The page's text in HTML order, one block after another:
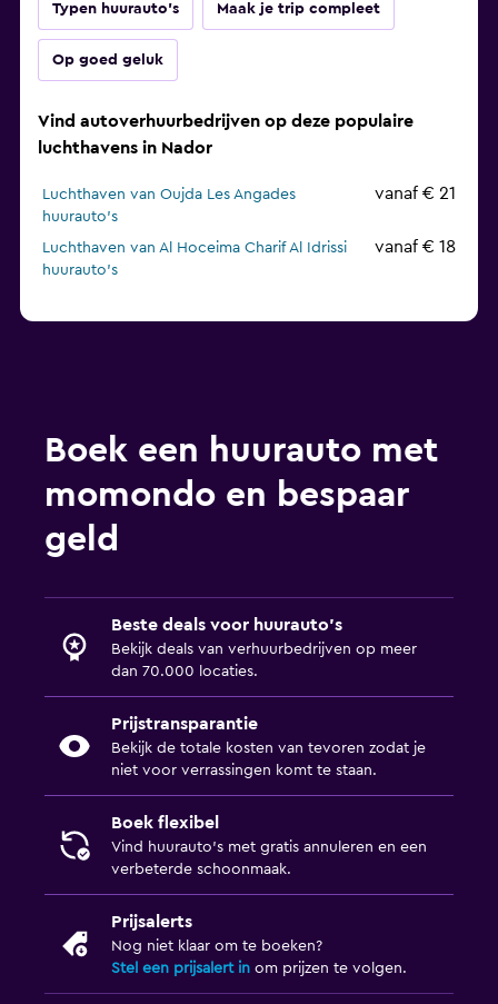
Typen huurauto's Maak je trip compleet
Op goed geluk
Vind autoverhuurbedrijven op deze populaire
luchthavens in Nador
Luchthaven van Oujda Les Angades
huurauto's
vanaf € 21
Luchthaven van Al Hoceima Charif Al Idrissi
huurauto's
vanaf € 18
Boek een huurauto met
momondo en bespaar
geld
Beste deals voor huurauto's
Bekijk deals van verhuurbedrijven op meer
dan 70.000 locaties.
Prijstransparantie
Bekijk de totale kosten van tevoren zodat je
niet voor verrassingen komt te staan.
Boek flexibel
Vind huurauto's met gratis annuleren en een
verbeterde schoonmaak.
Prijsalerts
Nog niet klaar om te boeken?
Stel een prijsalert in om prijzen te volgen.